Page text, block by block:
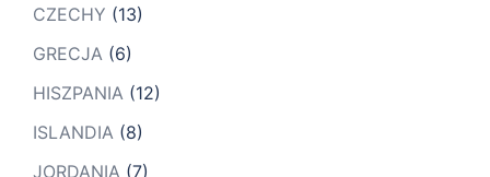
CZECHY (13)
GRECJA (6)
HISZPANIA (12)
ISLANDIA (8)
JORDANIA (7)